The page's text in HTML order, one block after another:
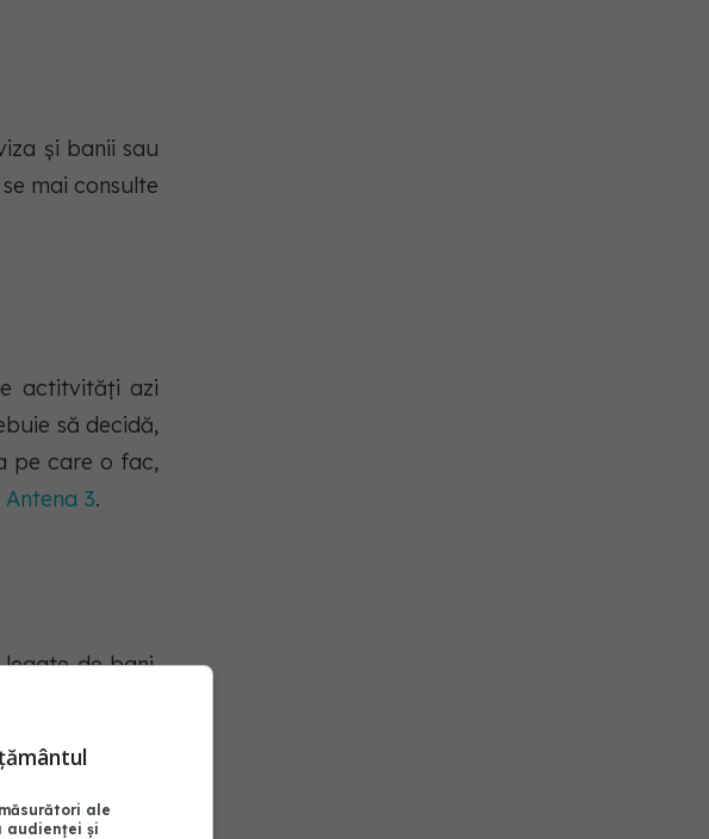
și banii sau
mai consulte
actitvități azi
să decidă,
pe care o fac,
Antena 3.
de bani,
cu sfaturile
aflați AICI:
ale
audienței și